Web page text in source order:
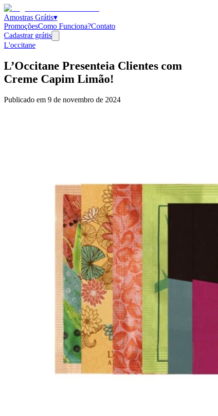
Amostras Grátis▾
PromoçõesComo Funciona?Contato
Cadastrar grátis
L'occitane
L’Occitane Presenteia Clientes com
Creme Capim Limão!
Publicado em 9 de novembro de 2024